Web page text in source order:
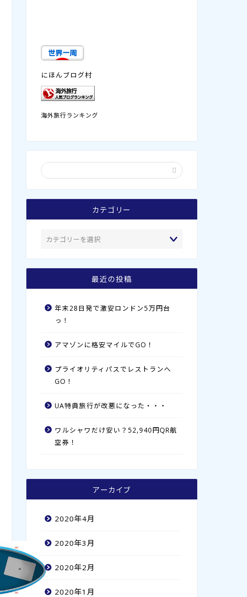
にほんブログ村
海外旅行ランキング
カテゴリー
最近の投稿
年末28日発で激安ロンドン5万円台
っ！
アマゾンに格安マイルでGO！
プライオリティパスでレストランへ
GO！
UA特典旅行が改悪になった・・・
ワルシャワだけ安い？52,940円QR航
空券！
アーカイブ
2020年4月
2020年3月
2020年2月
2020年1月